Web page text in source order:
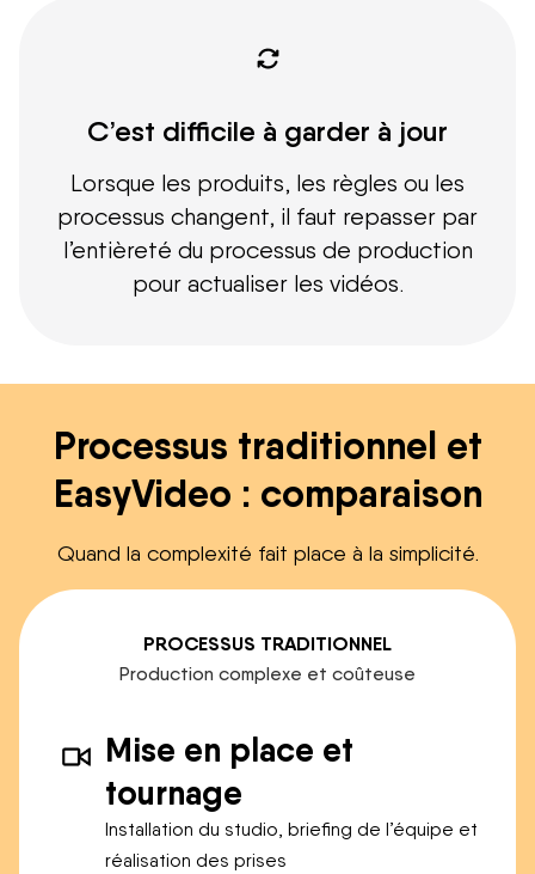
C’est difficile à garder à jour
Lorsque les produits, les règles ou les
processus changent, il faut repasser par
l’entièreté du processus de production
pour actualiser les vidéos.
Processus traditionnel et
EasyVideo : comparaison
Quand la complexité fait place à la simplicité.
PROCESSUS TRADITIONNEL
Production complexe et coûteuse
Mise en place et
tournage
Installation du studio, briefing de l’équipe et
réalisation des prises